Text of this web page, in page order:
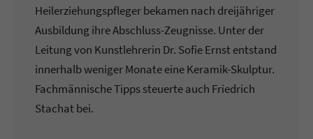
Heilerziehungspfleger bekamen nach dreijähriger
Ausbildung ihre Abschluss-Zeugnisse. Unter der
Leitung von Kunstlehrerin Dr. Sofie Ernst entstand
innerhalb weniger Monate eine Keramik-Skulptur.
Fachmännische Tipps steuerte auch Friedrich
Stachat bei.